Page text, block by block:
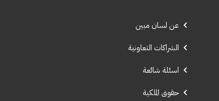
عن لسان مبين
الشراكات التعاونية
اسئلة شائعة
حقوق الملكية